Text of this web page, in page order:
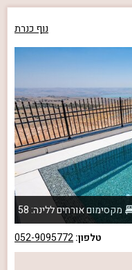
נוף כנרת
מקסימום אורחים ללינה: 58
טלפון:052-9095772